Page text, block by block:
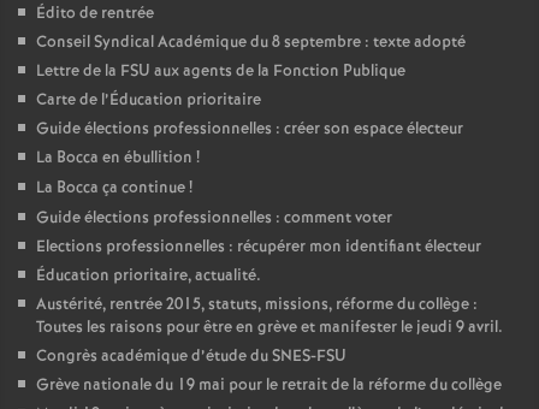
Édito de rentrée
Conseil Syndical Académique du 8 septembre : texte adopté
Lettre de la FSU aux agents de la Fonction Publique
Carte de l’Éducation prioritaire
Guide élections professionnelles : créer son espace électeur
La Bocca en ébullition !
La Bocca ça continue!
Guide élections professionnelles : comment voter
Elections professionnelles : récupérer mon identifiant électeur
Éducation prioritaire, actualité.
Austérité, rentrée 2015, statuts, missions, réforme du collège :
Toutes les raisons pour être en grève et manifester le jeudi 9 avril.
Congrès académique d’étude du SNES-FSU
Grève nationale du 19 mai pour le retrait de la réforme du collège